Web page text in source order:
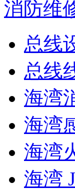
消防维
总线
总线
海湾
海湾
海湾
海湾